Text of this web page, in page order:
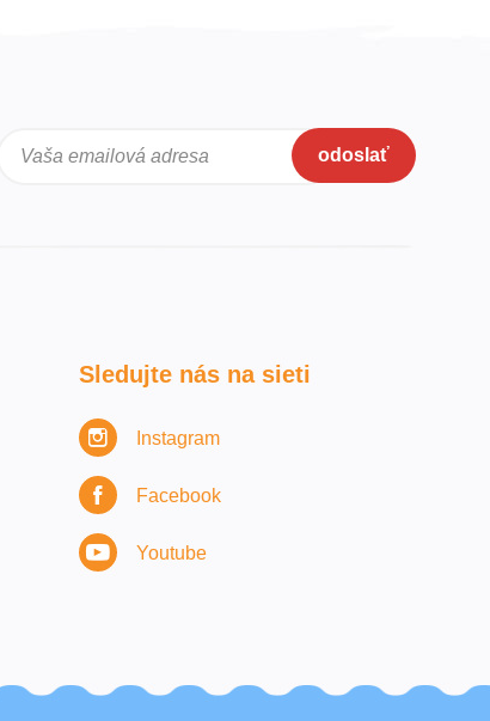
Vaša emailová adresa odoslať
Sledujte nás na sieti
Instagram
Facebook
Youtube